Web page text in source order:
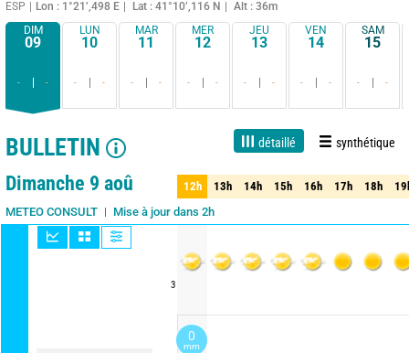
ESP Lon : 1°21’,498 E Lat : 41°10’,116 N
Alt : 36m
DIM
09
- -
LUN
10
- -
MAR
11
- -
MER
12
- -
JEU
13
- -
VEN
14
- -
SAM
15
- -
BULLETIN détaillé synthétique
1 jour 3 jours 7 jours 15 jours Fiabilité 90%
Dimanche 9 aoû
METEO CONSULT Mise à jour dans 2h
3
12h 13h 14h 15h 16h 17h 18h
12h 13h 14h 15h 16h 17h 18h
0
mm